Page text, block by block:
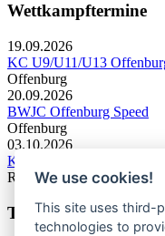
Wettkampftermine
19.09.2026
KC U9/U11/U13
Offenburg
20.09.2026
BWJC Offenburg Speed
Offenburg
03.10.2026
KC U13 Rottweil Toprope
Rottweil
Termine Bergsport
We use cookies!
This site uses third-
technologies to